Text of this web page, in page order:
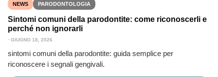
NEWS PARODONTOLOGIA
Sintomi comuni della parodontite: come riconoscerli e
perché non ignorarli
⋅ GIUGNO 18, 2026
sintomi comuni della parodontite: guida semplice per
riconoscere i segnali gengivali.